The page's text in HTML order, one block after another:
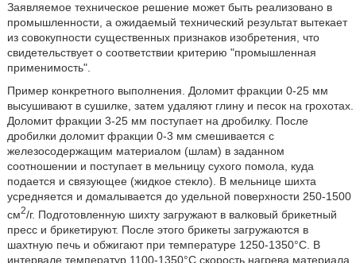
Заявляемое техническое решение может быть реализовано в
промышленности, а ожидаемый технический результат вытекает
из совокупности существенных признаков изобретения, что
свидетельствует о соответствии критерию "промышленная
применимость".
Пример конкретного выполнения. Доломит фракции 0-25 мм
высушивают в сушилке, затем удаляют глину и песок на грохотах.
Доломит фракции 3-25 мм поступает на дробилку. После
дробилки доломит фракции 0-3 мм смешивается с
железосодержащим материалом (шлам) в заданном
соотношении и поступает в мельницу сухого помола, куда
подается и связующее (жидкое стекло). В мельнице шихта
усредняется и домалывается до удельной поверхности 250-1500
см2/г. Подготовленную шихту загружают в валковый брикетный
пресс и брикетируют. После этого брикеты загружаются в
шахтную печь и обжигают при температуре 1250-1350°С. В
интервале температур 1100-1350°С скорость нагрева материала